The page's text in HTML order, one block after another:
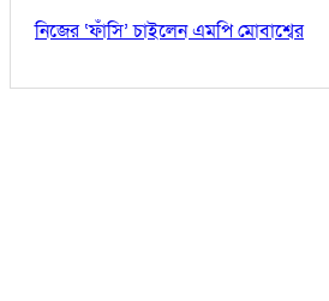
নিজের ‘ফাঁসি’ চাইলেন এমপি মোবাশ্বের